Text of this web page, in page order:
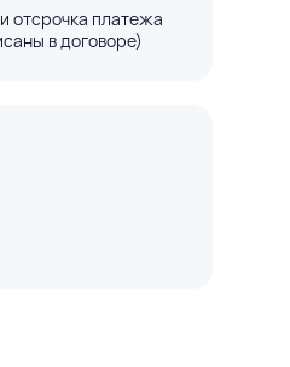
отсрочка платежа
в договоре)